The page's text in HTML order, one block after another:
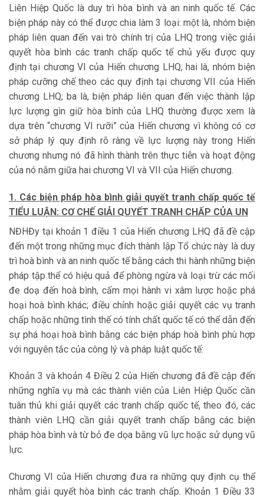
Liên Hiệp Quốc là duy trì hòa bình và an ninh quốc tế. Các
biện pháp này có thể được chia làm 3 loại: một là, nhóm biện
pháp liên quan đến vai trò chính trị của LHQ trong việc giải
quyết hòa bình các tranh chấp quốc tế chủ yếu được quy
định tại chương VI của Hiến chương LHQ; hai là, nhóm biện
pháp cưỡng chế theo các quy định tại chương VII của Hiến
chương LHQ; ba là, biện pháp liên quan đến việc thành lập
lực lượng gìn giữ hòa bình của LHQ thường được xem là
dựa trên “chương VI rưỡi” của Hiến chương vì không có cơ
sở pháp lý quy định rõ ràng về lực lượng này trong Hiến
chương nhưng nó đã hình thành trên thực tiễn và hoạt động
của nó nằm giữa hai chương VI và VII của Hiến chương.
1. Các biện pháp hòa bình giải quyết tranh chấp quốc tế
TIỂU LUẬN: CƠ CHẾ GIẢI QUYẾT TRANH CHẤP CỦA UN
NĐHĐy tại khoản 1 điều 1 của Hiến chương LHQ đã đề cập
đến một trong những mục đích thành lập Tổ chức này là duy
trì hoà bình và an ninh quốc tế bằng cách thi hành những biện
pháp tập thể có hiệu quả để phòng ngừa và loại trừ các mối
đe doạ đến hoà bình, cấm mọi hành vi xâm lược hoặc phá
hoại hoà bình khác; điều chỉnh hoặc giải quyết các vụ tranh
chấp hoặc những tình thế có tính chất quốc tế có thể dẫn đến
sự phá hoại hoà bình bằng các biện pháp hoà bình phù hợp
với nguyên tắc của công lý và pháp luật quốc tế:
Khoản 3 và khoản 4 Điều 2 của Hiến chương đã đề cập đến
những nghĩa vụ mà các thành viên của Liên Hiệp Quốc cần
tuân thủ khi giải quyết các tranh chấp quốc tế, theo đó, các
thành viên LHQ cần giải quyết tranh chấp bằng các biện
pháp hòa bình và từ bỏ đe dọa bằng vũ lực hoặc sử dụng vũ
lực.
Chương VI của Hiến chương đưa ra những quy định cụ thể
nhằm giải quyết hòa bình các tranh chấp. Khoản 1 Điều 33